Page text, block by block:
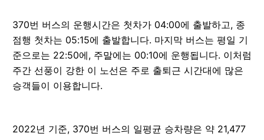
370번 버스의 운행시간은 첫차가 04:00에 출발하고, 종
점행 첫차는 05:15에 출발합니다. 마지막 버스는 평일 기
준으로는 22:50에, 주말에는 00:10에 운행됩니다. 이처럼
주간 선풍이 강한 이 노선은 주로 출퇴근 시간대에 많은
승객들이 이용합니다.
2022년 기준, 370번 버스의 일평균 승차량은 약 21,477